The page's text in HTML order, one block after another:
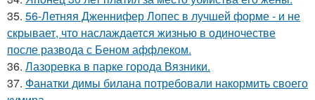
35. 56-Летняя Дженнифер Лопес в лучшей форме - и не
скрывает, что наслаждается жизнью в одиночестве
после развода с Беном аффлеком.
36. Лазоревка в парке города Вязники.
37. Фанатки димы билана потребовали накормить своего